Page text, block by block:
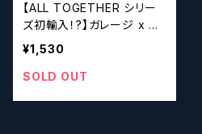
【ALL TOGETHER シリー
ズ初輸入！?】ガレージ x ア
ザーハーフ オールトゥギャ
ザー Garage x Other H
alf ALL TOGETHER
¥1,530
SOLD OUT